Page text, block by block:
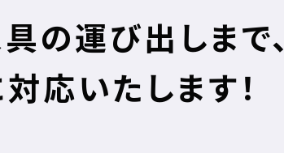
の運び出しまで、
対応いたします！